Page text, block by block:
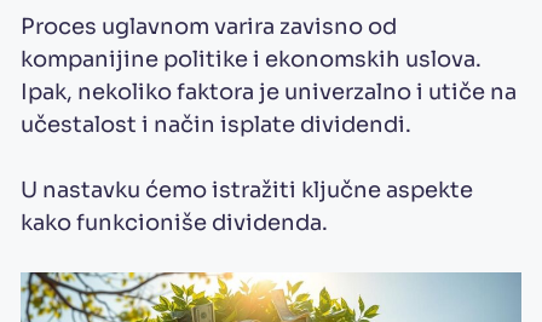
Proces uglavnom varira zavisno od
kompanijine politike i ekonomskih uslova.
Ipak, nekoliko faktora je univerzalno i utiče na
učestalost i način isplate dividendi.
U nastavku ćemo istražiti ključne aspekte
kako funkcioniše dividenda.